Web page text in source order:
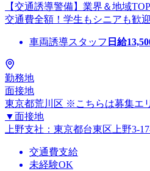
【交通誘導警備】業界＆地域
交通費全額！学生もシニアも歓
車両誘導スタッフ 日給
勤務地
面接地
東京都荒川区 ※こちらは募集エ
▼面接地
上野支社：東京都台東区上野3-
交通費支給
未経験OK